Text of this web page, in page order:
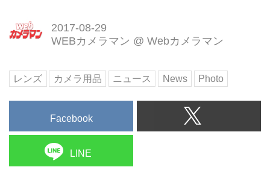
2017-08-29
WEBカメラマン @ Webカメラマン
レンズ カメラ用品 ニュース News Photo
Facebook
LINE